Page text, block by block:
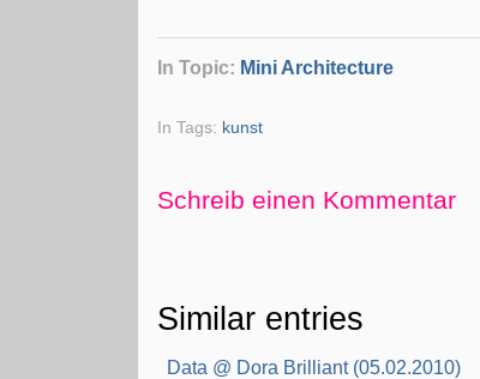
In Topic: Mini Architecture
In Tags: kunst
Schreib einen Kommentar
Similar entries
Data @ Dora Brilliant (05.02.2010)